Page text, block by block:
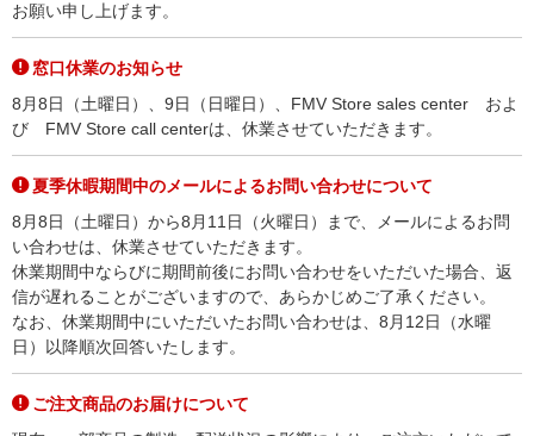
お願い申し上げます。
窓口休業のお知らせ
8月8日（土曜日）、9日（日曜日）、FMV Store sales center およ
び FMV Store call centerは、休業させていただきます。
夏季休暇期間中のメールによるお問い合わせについて
8月8日（土曜日）から8月11日（火曜日）まで、メールによるお問
い合わせは、休業させていただきます。
休業期間中ならびに期間前後にお問い合わせをいただいた場合、返
信が遅れることがございますので、あらかじめご了承ください。
なお、休業期間中にいただいたお問い合わせは、8月12日（水曜
日）以降順次回答いたします。
ご注文商品のお届けについて